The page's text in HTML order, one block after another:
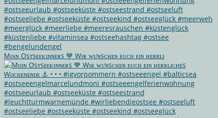
Mᴏɪɴ Osᴛsᴇᴇᴋɪɴɴᴇʀs 💙 Wɪʀ ᴡᴜ̈ɴsᴄʜᴇɴ ᴇᴜᴄʜ ᴇɪɴ ʜᴇʀʀʟɪ